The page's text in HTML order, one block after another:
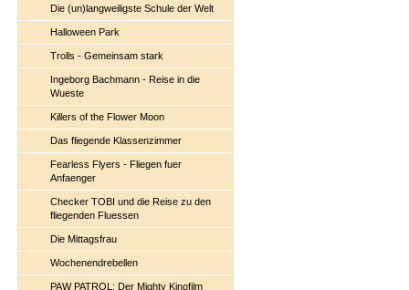
Die (un)langweiligste Schule der Welt
Halloween Park
Trolls - Gemeinsam stark
Ingeborg Bachmann - Reise in die
Wueste
Killers of the Flower Moon
Das fliegende Klassenzimmer
Fearless Flyers - Fliegen fuer
Anfaenger
Checker TOBI und die Reise zu den
fliegenden Fluessen
Die Mittagsfrau
Wochenendrebellen
PAW PATROL: Der Mighty Kinofilm